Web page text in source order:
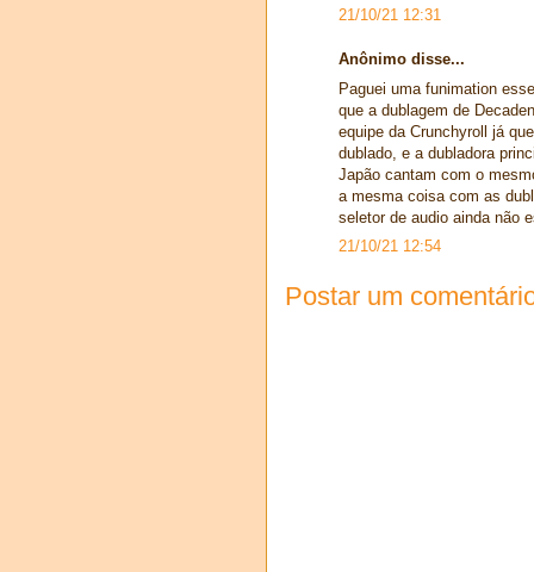
21/10/21 12:31
Anônimo disse...
Paguei uma funimation
que a dublagem de
equipe da Crunchyroll já
dublado, e a dubladora
Japão cantam com o
a mesma coisa com as
seletor de audio ainda não
21/10/21 12:54
Postar um